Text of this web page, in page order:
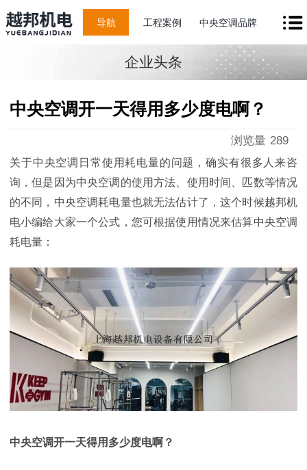
导航 工程案例 中央空调品牌
企业头条
中央空调开一天得用多少度电啊？
浏览量 289
关于中央空调日常使用耗电量的问题，确实有很多人来咨
询，但是因为中央空调的使用方法、使用时间、匹数等情况
的不同，中央空调耗电量也就无法估计了，这个时候越邦机
电小编给大家一个公式，您可根据使用情况来估算中央空调
耗电量：
中央空调开一天得用多少度电啊？